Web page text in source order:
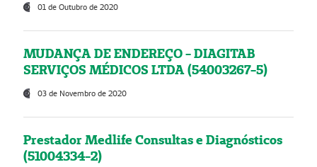
01 de Outubro de 2020
MUDANÇA DE ENDEREÇO - DIAGITAB
SERVIÇOS MÉDICOS LTDA (54003267-5)
03 de Novembro de 2020
Prestador Medlife Consultas e Diagnósticos
(51004334-2)